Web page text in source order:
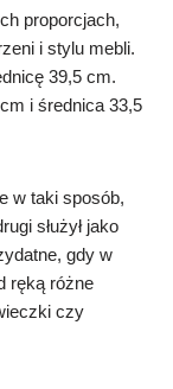
proporcjach,
i stylu mebli.
39,5 cm.
i średnica 33,5
w taki sposób,
służył jako
gdy w
ręką różne
czy